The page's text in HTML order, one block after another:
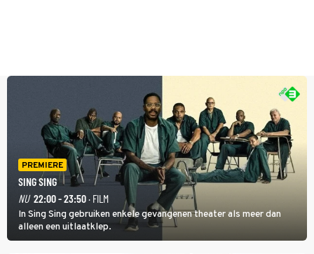
PREMIERE
SING SING
NU 22:00 - 23:50· FILM
In Sing Sing gebruiken enkele gevangenen theater als meer dan
alleen een uitlaatklep.